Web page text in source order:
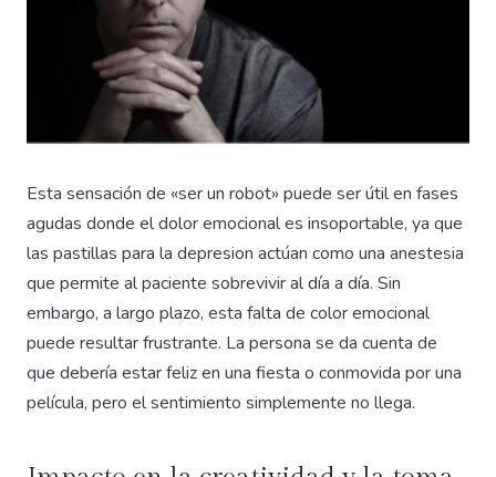
Esta sensación de «ser un robot» puede ser útil en fases
agudas donde el dolor emocional es insoportable, ya que
las pastillas para la depresion actúan como una anestesia
que permite al paciente sobrevivir al día a día. Sin
embargo, a largo plazo, esta falta de color emocional
puede resultar frustrante. La persona se da cuenta de
que debería estar feliz en una fiesta o conmovida por una
película, pero el sentimiento simplemente no llega.